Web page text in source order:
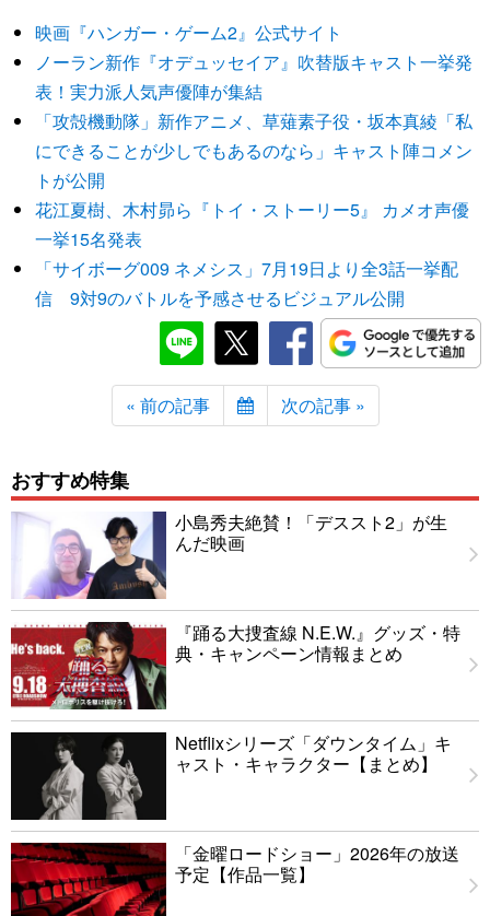
映画『ハンガー・ゲーム2』公式サイト
ノーラン新作『オデュッセイア』吹替版キャスト一挙発
表！実力派人気声優陣が集結
「攻殻機動隊」新作アニメ、草薙素子役・坂本真綾「私
にできることが少しでもあるのなら」キャスト陣コメン
トが公開
花江夏樹、木村昴ら『トイ・ストーリー5』 カメオ声優
一挙15名発表
「サイボーグ009 ネメシス」7月19日より全3話一挙配
信 9対9のバトルを予感させるビジュアル公開
« 前の記事 次の記事 »
おすすめ特集
小島秀夫絶賛！「デススト2」が生
んだ映画
『踊る大捜査線 N.E.W.』グッズ・特
典・キャンペーン情報まとめ
Netflixシリーズ「ダウンタイム」キ
ャスト・キャラクター【まとめ】
「金曜ロードショー」2026年の放送
予定【作品一覧】